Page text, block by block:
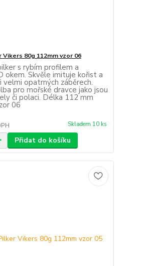
80g 112mm vzor 06
s rybím profilem a
okem. Skvěle imituje kořist a
velmi opatrných záběrech.
pro mořské dravce jako jsou
či polaci. Délka 112 mm
06
Skladem 10 ks
Přidat do košíku